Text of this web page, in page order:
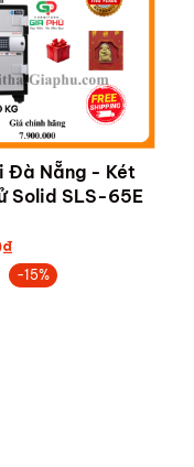
Đà Nẵng - Két
Solid SLS-65E
-15%